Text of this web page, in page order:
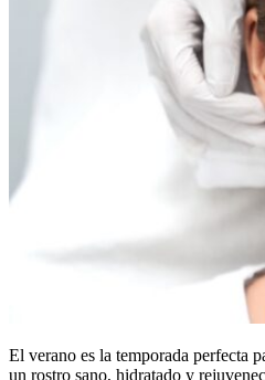
El verano es la temporada perfecta
un rostro sano, hidratado y